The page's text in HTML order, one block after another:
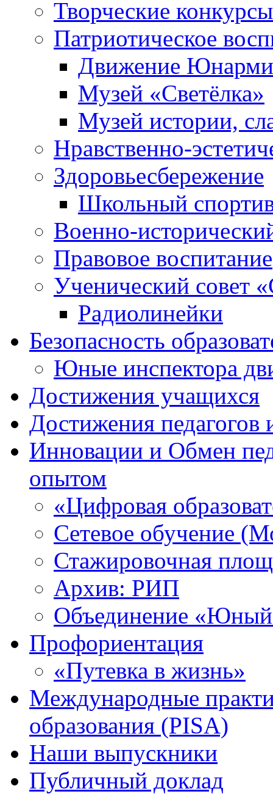
Творческие конкурсы
Патриотическое
Движение
Музей «Светёлка»
Музей истории,
Нравственно-
Здоровьесбережение
Школьный
Военно-
Правовое воспитание
Ученический совет
Радиолинейки
Безопасность
Юные инспектора
Достижения учащихся
Достижения
Инновации и Обмен
опытом
«Цифровая
Сетевое обучение
Стажировочная
Архив: РИП
Объединение «Юный
Профориентация
«Путевка в жизнь»
Международные
образования (PISA)
Наши выпускники
Публичный доклад